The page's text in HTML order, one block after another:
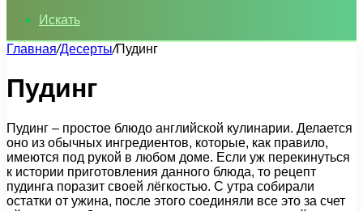
Искать
Главная/Десерты/Пудинг
Пудинг
Пудинг – простое блюдо английской кулинарии. Делается
оно из обычных ингредиентов, которые, как правило,
имеются под рукой в любом доме. Если уж перекинуться
к истории приготовления данного блюда, то рецепт
пудинга поразит своей лёгкостью. С утра собирали
остатки от ужина, после этого соединяли все это за счет